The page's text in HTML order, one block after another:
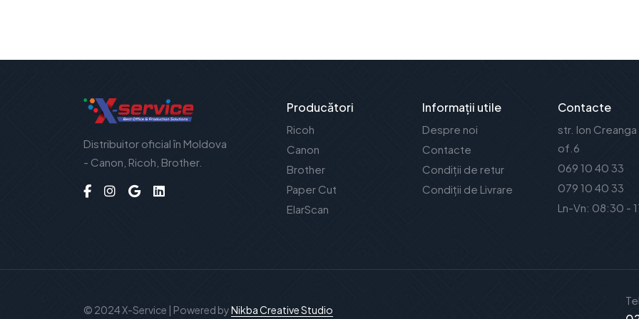
Distribuitor oficial în Moldova
- Canon, Ricoh, Brother.
Producători
Ricoh
Canon
Brother
Paper Cut
ElarScan
Informații utile
Despre noi
Contacte
Condiții de retur
Condiții de Livrare
Contacte
str. Ion Creanga
of.6
069 10 40 33
079 10 40 33
Ln-Vn: 08:30 -
© 2024 X-Service | Powered byNikba Creative Studio